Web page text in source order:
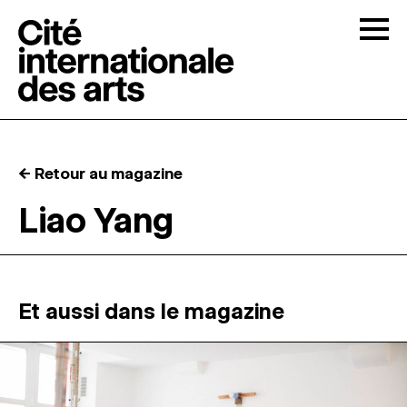
RÉSIDENCES ↓
ATELIERS OUVERTS
PROGRAMMATION
← Retour au magazine
Liao Yang
Et aussi dans le magazine